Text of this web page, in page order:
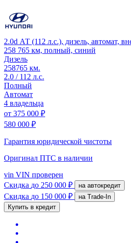
2.0d АТ (112 л.с.), дизель, автомат,
258 765 км, полный, синий
Дизель
258765 км.
2.0 / 112 л.с.
Полный
Автомат
4 владельца
от 375 000 ₽
580 000 ₽
Гарантия юридической чистоты
Оригинал ПТС в наличии
vin VIN проверен
Скидка до 250 000 ₽ на автокредит
Скидка до 150 000 ₽
на Trade-In
Купить в кредит